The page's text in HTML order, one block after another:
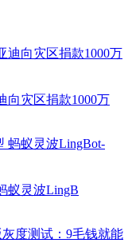
向灾区捐款1000万
蚁灵波LingB